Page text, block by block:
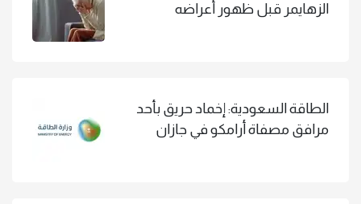
الزهايمر قبل ظهور أعراضه
الطاقة السعودية: إخماد حريق بأحد
مرافق مصفاة أرامكو في جازان